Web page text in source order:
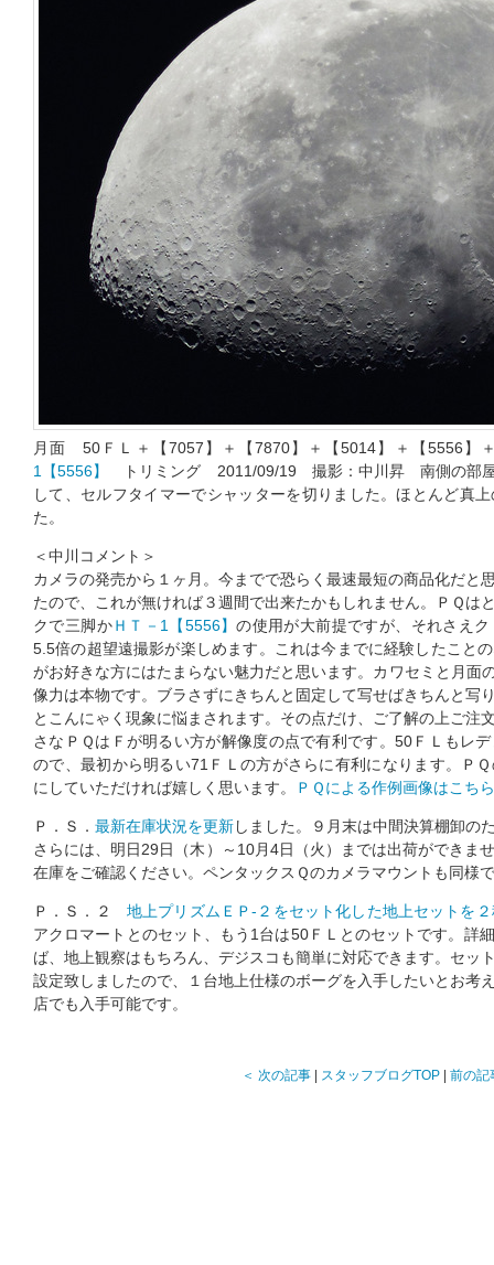
月面 50ＦＬ＋【7057】＋【7870】＋【5014】＋【5556】
1【5556】
トリミング 2011/09/19 撮影：中川昇 南側の部
して、セルフタイマーでシャッターを切りました。ほとんど真
た。
＜中川コメント＞
カメラの発売から１ヶ月。今までで恐らく最速最短の商品化だと
たので、これが無ければ３週間で出来たかもしれません。ＰＱは
クで三脚かＨＴ－1【5556】の使用が大前提ですが、それさえ
5.5倍の超望遠撮影が楽しめます。これは今までに経験したこと
がお好きな方にはたまらない魅力だと思います。カワセミと月面
像力は本物です。ブラさずにきちんと固定して写せばきちんと写
とこんにゃく現象に悩まされます。その点だけ、ご了解の上ご注
さなＰＱはＦが明るい方が解像度の点で有利です。50ＦＬもレ
ので、最初から明るい71ＦＬの方がさらに有利になります。Ｐ
にしていただければ嬉しく思います。
ＰＱによる作例画像はこち
Ｐ．Ｓ． 最新在庫状況を更新しました。９月末は中間決算棚卸の
さらには、明日29日（木）～10月4日（火）までは出荷ができま
在庫をご確認ください。ペンタックスＱのカメラマウントも同様
Ｐ．Ｓ．２ 地上プリズムＥＰ-２をセット化した地上セットを
アクロマートとのセット、もう1台は50ＦＬとのセットです。詳
ば、地上観察はもちろん、デジスコも簡単に対応できます。セッ
設定致しましたので、１台地上仕様のボーグを入手したいとお考
店でも入手可能です。
＜ 次の記事 スタッフブログTOP 前の記